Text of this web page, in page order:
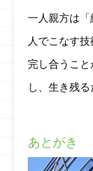
一人親方は
人でこなす
完し合うこ
し、生き残る
あとがき